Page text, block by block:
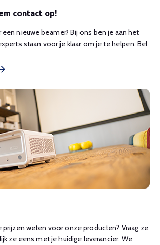
contact op!
nieuwe beamer? Bij ons ben je aan het
staan voor je klaar om je te helpen. Bel
weten voor onze producten? Vraag ze
ze eens met je huidige leverancier. We